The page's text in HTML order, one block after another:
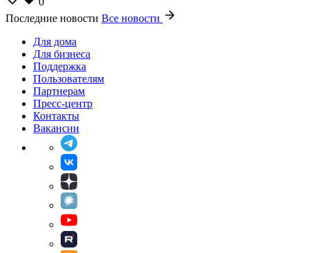
Последние новости Все новости
Для дома
Для бизнеса
Поддержка
Пользователям
Партнерам
Пресс-центр
Контакты
Вакансии